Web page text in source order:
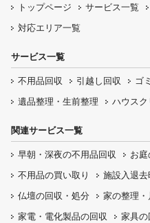
トップページ サービス一覧
対応エリア一覧
サービス一覧
不用品回収 引越し回収
ゴ
遺品整理・生前整理
ハウス
関連サービス一覧
早朝・深夜の不用品回収 お庭
不用品の買い取り 施設入退去
仏壇の回収・処分 家の整理・
家電・電化製品の回収
家具の